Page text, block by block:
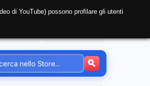
di YouTube) possono profilare gli utenti